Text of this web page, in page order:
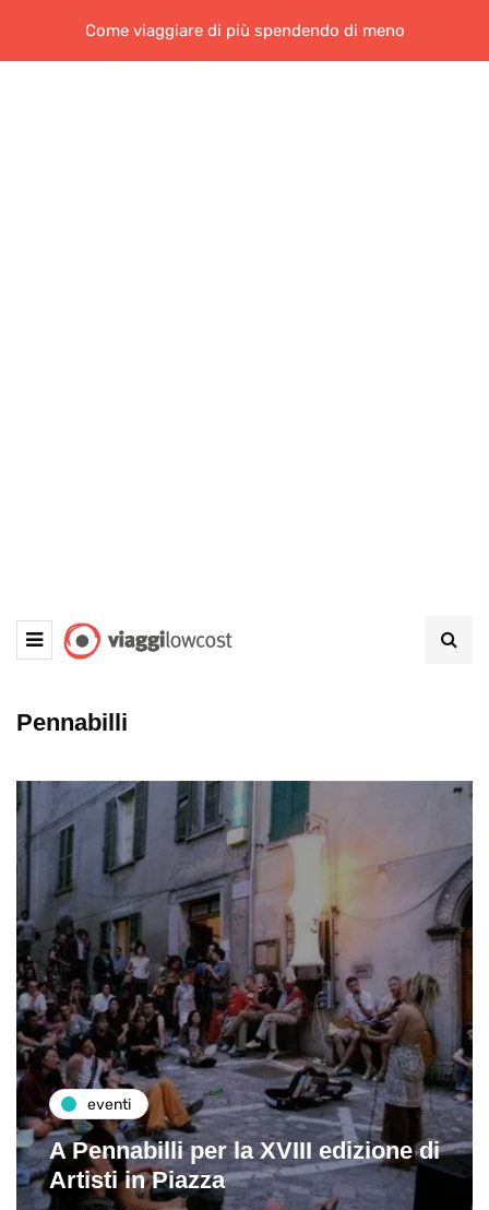
Come viaggiare di più spendendo di meno
Pennabilli
eventi
A Pennabilli per la XVIII edizione di
Artisti in Piazza